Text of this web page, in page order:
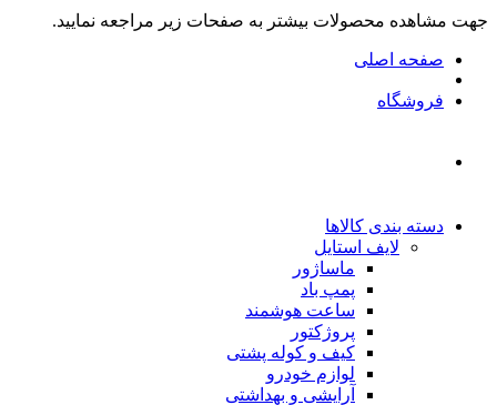
جهت مشاهده محصولات بیشتر به صفحات زیر مراجعه نمایید.
صفحه اصلی
فروشگاه
دسته بندی کالاها
لایف استایل
ماساژور
پمپ باد
ساعت هوشمند
پروژکتور
کیف و کوله پشتی
لوازم خودرو
آرایشی و بهداشتی